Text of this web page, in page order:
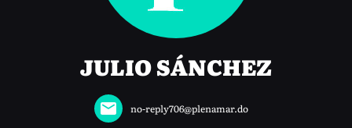
JULIO SÁNCHEZ
no-reply706@plenamar.do